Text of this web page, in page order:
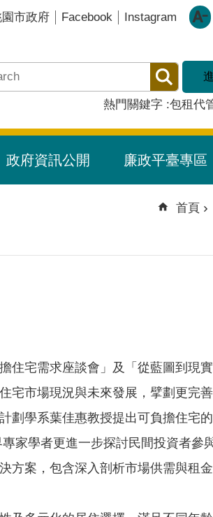
市政府 Facebook Instagram
熱門關鍵字 包租代
政府資訊公開 廉政平臺專區
首頁
住宅需求座談會」及「從藍圖到現
市場現況與未來發展，擘劃更完善
劃學系葉佳惠教授提出可負擔住宅
家學者更進一步探討民間投資者參
方案，包含深入剖析市場供需與租